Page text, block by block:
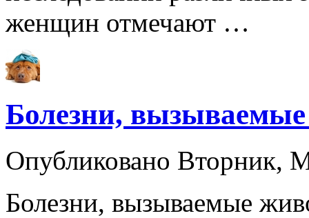
женщин отмечают …
Болезни,
Опубликовано Вторник,
Болезни, вызываемые